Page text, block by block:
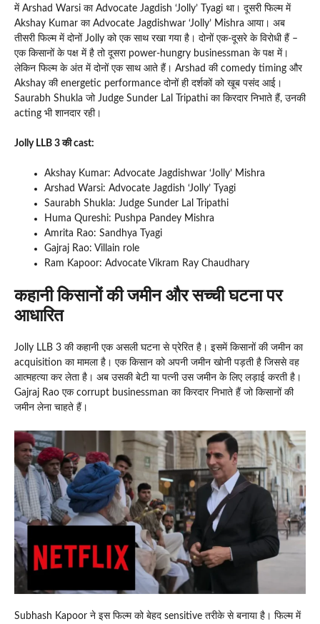
में Arshad Warsi का Advocate Jagdish ‘Jolly’ Tyagi था। दूसरी फिल्म में
Akshay Kumar का Advocate Jagdishwar ‘Jolly’ Mishra आया। अब
तीसरी फिल्म में दोनों Jolly को एक साथ रखा गया है। दोनों एक-दूसरे के विरोधी हैं –
एक किसानों के पक्ष में है तो दूसरा power-hungry businessman के पक्ष में।
लेकिन फिल्म के अंत में दोनों एक साथ आते हैं। Arshad की comedy timing और
Akshay की energetic performance दोनों ही दर्शकों को खूब पसंद आई।
Saurabh Shukla जो Judge Sunder Lal Tripathi का किरदार निभाते हैं, उनकी
acting भी शानदार रही।
Jolly LLB 3 की cast:
Akshay Kumar: Advocate Jagdishwar ‘Jolly’ Mishra
Arshad Warsi: Advocate Jagdish ‘Jolly’ Tyagi
Saurabh Shukla: Judge Sunder Lal Tripathi
Huma Qureshi: Pushpa Pandey Mishra
Amrita Rao: Sandhya Tyagi
Gajraj Rao: Villain role
Ram Kapoor: Advocate Vikram Ray Chaudhary
कहानी किसानों की जमीन और सच्ची घटना पर
आधारित
Jolly LLB 3 की कहानी एक असली घटना से प्रेरित है। इसमें किसानों की जमीन का
acquisition का मामला है। एक किसान को अपनी जमीन खोनी पड़ती है जिससे वह
आत्महत्या कर लेता है। अब उसकी बेटी या पत्नी उस जमीन के लिए लड़ाई करती है।
Gajraj Rao एक corrupt businessman का किरदार निभाते हैं जो किसानों की
जमीन लेना चाहते हैं।
Subhash Kapoor ने इस फिल्म को बेहद sensitive तरीके से बनाया है। फिल्म में